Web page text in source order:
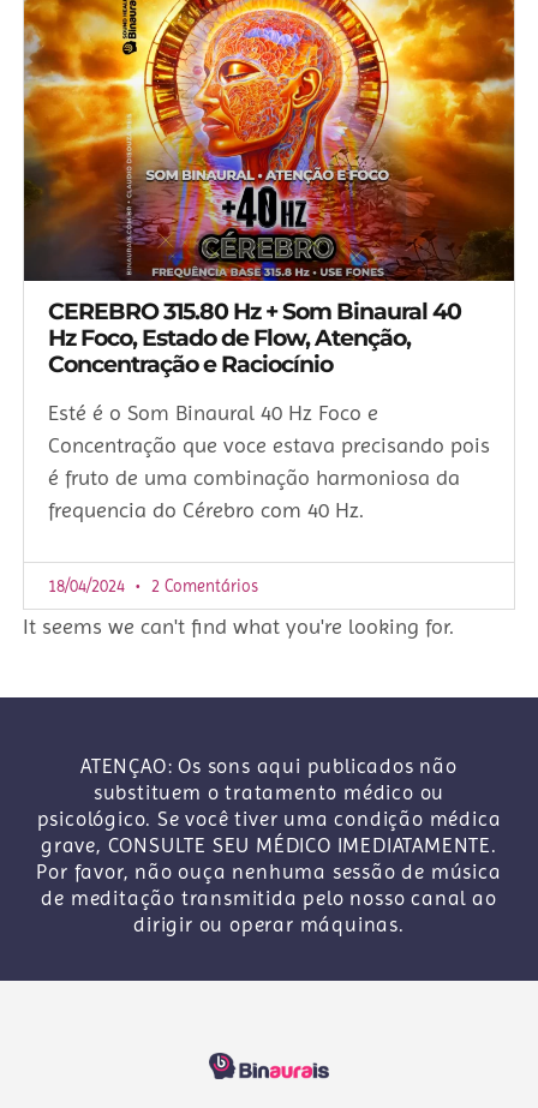
CEREBRO 315.80 Hz + Som Binaural 40
Hz Foco, Estado de Flow, Atenção,
Concentração e Raciocínio
Esté é o Som Binaural 40 Hz Foco e
Concentração que voce estava precisando pois
é fruto de uma combinação harmoniosa da
frequencia do Cérebro com 40 Hz.
18/04/2024 2 Comentários
It seems we can't find what you're looking for.
ATENÇAO: Os sons aqui publicados não
substituem o tratamento médico ou
psicológico. Se você tiver uma condição médica
grave, CONSULTE SEU MÉDICO IMEDIATAMENTE.
Por favor, não ouça nenhuma sessão de música
de meditação transmitida pelo nosso canal ao
dirigir ou operar máquinas.